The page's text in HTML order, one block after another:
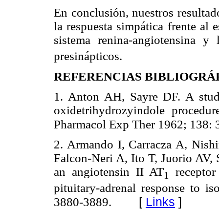
En conclusión, nuestros
la respuesta simpática frente al
sistema renina-angiotensina
presinápticos.
REFERENCIAS
1. Anton AH, Sayre DF. A
oxidetrihydrozyindole
Pharmacol Exp Ther 1962; 138:
2. Armando I, Carracza A,
Falcon-Neri A, Ito T, Juorio AV,
an angiotensin II AT1
pituitary-adrenal response to
3880-3889. [ Links ]